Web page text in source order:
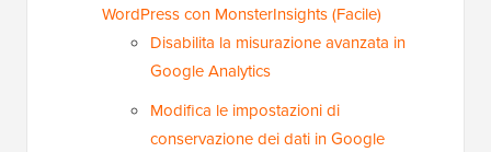
WordPress con MonsterInsights (Facile)
Disabilita la misurazione avanzata in
Google Analytics
Modifica le impostazioni di
conservazione dei dati in Google